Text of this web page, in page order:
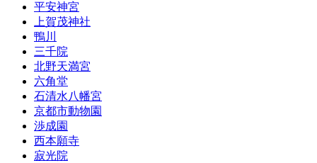
平安神宮
上賀茂神社
鴨川
三千院
北野天満宮
六角堂
石清水八幡宮
京都市動物園
渉成園
西本願寺
寂光院